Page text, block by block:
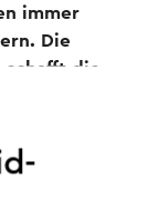
immer
Die
schafft die